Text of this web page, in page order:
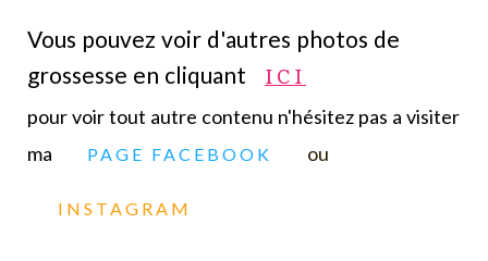
Vous pouvez voir d'autres photos de
grossesse en cliquant
ICI
pour voir tout autre contenu n'hésitez pas a visiter
ma
PAGE FACEBOOK ou
INSTAGRAM